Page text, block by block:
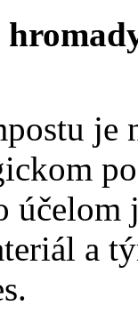
je
a